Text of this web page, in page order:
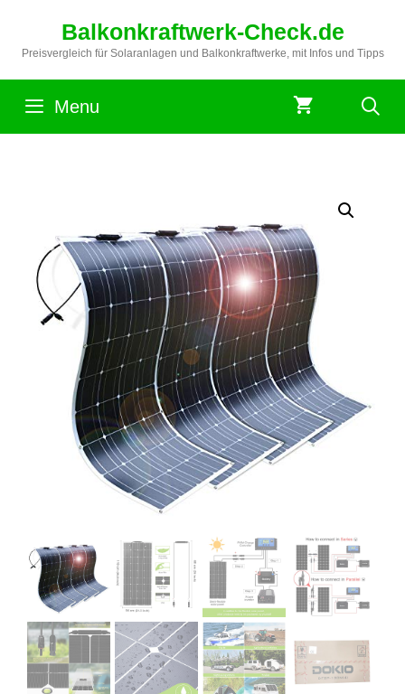
springen
Balkonkraftwerk-Check.de
Preisvergleich für Solaranlagen und Balkonkraftwerke, mit Infos und Tipps
Menu